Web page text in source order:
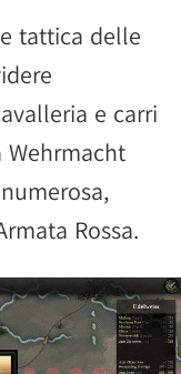
tattica delle
e carri
Rossa.